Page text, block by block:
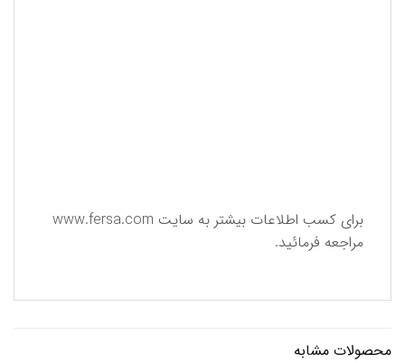
برای كسب اطلاعات بیشتر به سایت www.fersa.com
مراجعه فرمائید.
محصولات مشابه